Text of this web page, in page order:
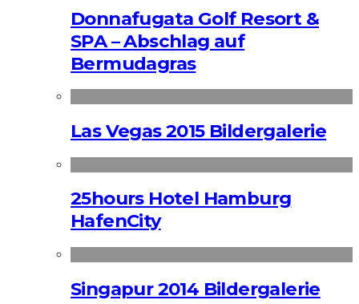
Donnafugata Golf Resort &
SPA – Abschlag auf
Bermudagras
Las Vegas 2015 Bildergalerie
25hours Hotel Hamburg
HafenCity
Singapur 2014 Bildergalerie